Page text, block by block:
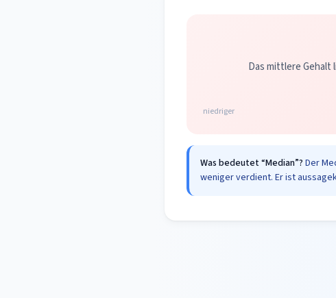
Das mittlere Gehalt
niedriger
Was bedeutet “Median”? Der
weniger verdient. Er ist